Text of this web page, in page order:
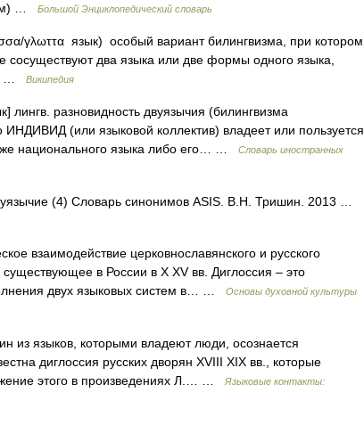
…
Большой Энциклопедический словарь
γλωττα язык) особый вариант билингвизма, при котором
сосуществуют два языка или две формы одного языка,
…
Википедия
лингв. разновидность двуязычия (билингвизма
(или языковой коллектив) владеет или пользуется
национального языка либо его… …
Словарь иностранных
(4) Словарь синонимов ASIS. В.Н. Тришин. 2013 …
взаимодействие церковнославянского и русского
существующее в России в Х XV вв. Диглоссия – это
двух языковых систем в… …
Основы духовной культуры
из языков, которыми владеют люди, осознается
диглоссия русских дворян XVIII XIX вв., которые
этого в произведениях Л.… …
Языковые контакты: